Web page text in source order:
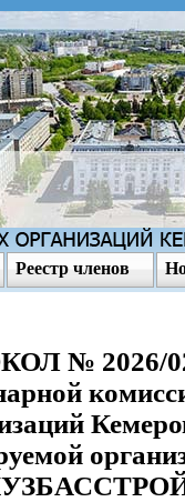
Реестр членов
№ 2026/